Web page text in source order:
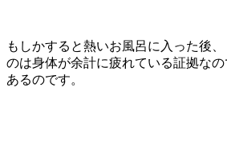
もしかすると熱いお風呂に入った後
のは身体が余計に疲れている証拠な
あるのです。